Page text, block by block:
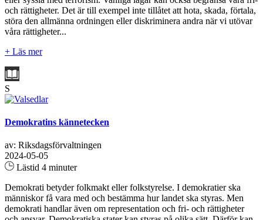
och rättigheter. Det är till exempel inte tillåtet att hota, skada, förtala,
störa den allmänna ordningen eller diskriminera andra när vi utövar
våra rättigheter...
+ Läs mer
S
Demokratins kännetecken
av: Riksdagsförvaltningen
2024-05-05
Lästid 4 minuter
Demokrati betyder folkmakt eller folkstyrelse. I demokratier ska
människor få vara med och bestämma hur landet ska styras. Men
demokrati handlar även om representation och fri- och rättigheter